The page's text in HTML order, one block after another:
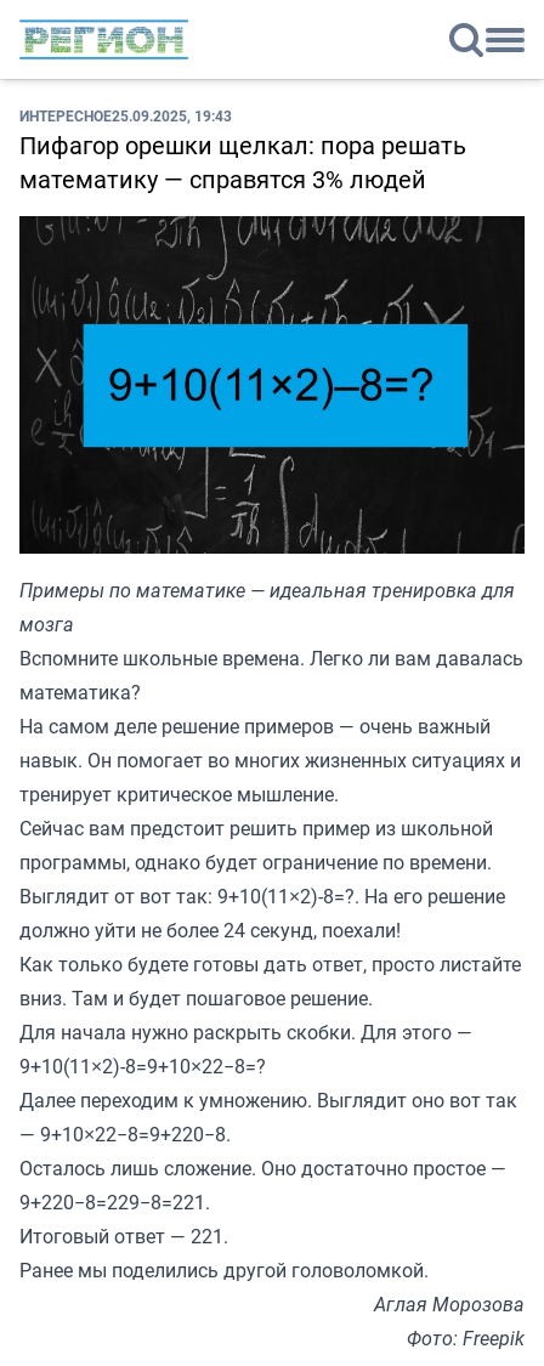
ИНТЕРЕСНОЕ25.09.2025, 19:43
Пифагор орешки щелкал: пора решать
математику — справятся 3% людей
Примеры по математике — идеальная тренировка для
мозга
Вспомните школьные времена. Легко ли вам давалась
математика?
На самом деле решение примеров — очень важный
навык. Он помогает во многих жизненных ситуациях и
тренирует критическое мышление.
Сейчас вам предстоит решить пример из школьной
программы, однако будет ограничение по времени.
Выглядит от вот так: 9+10(11×2)-8=?. На его решение
должно уйти не более 24 секунд, поехали!
Как только будете готовы дать ответ, просто листайте
вниз. Там и будет пошаговое решение.
Для начала нужно раскрыть скобки. Для этого —
9+10(11×2)-8=9+10×22−8=?
Далее переходим к умножению. Выглядит оно вот так
— 9+10×22−8=9+220−8.
Осталось лишь сложение. Оно достаточно простое —
9+220−8=229−8=221.
Итоговый ответ — 221.
Ранее мы поделились другой головоломкой.
Аглая Морозова
Фото: Freepik